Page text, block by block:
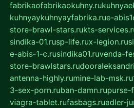
fabrikaofabrikaokuhny.ru
kuhnyaykuhnyayfabrika.rue-
store-brawl-stars.rukts-
sindika-01.rusp-life.rux-legion.ru
e-abis-1-c.rusindika01.ruvenda-
store-brawlstars.ru
antenna-highly.rumine-lab-msk.ru
3-sex-porn.ruban-damn.rupurse-
viagra-tablet.rufasbags.ruadler-